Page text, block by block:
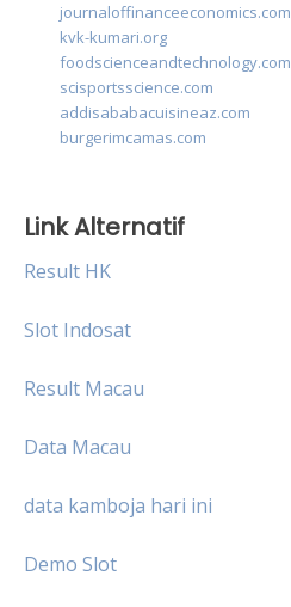
journaloffinanceeconomics.com
kvk-kumari.org
foodscienceandtechnology.com
scisportsscience.com
addisababacuisineaz.com
burgerimcamas.com
Link Alternatif
Result HK
Slot Indosat
Result Macau
Data Macau
data kamboja hari ini
Demo Slot